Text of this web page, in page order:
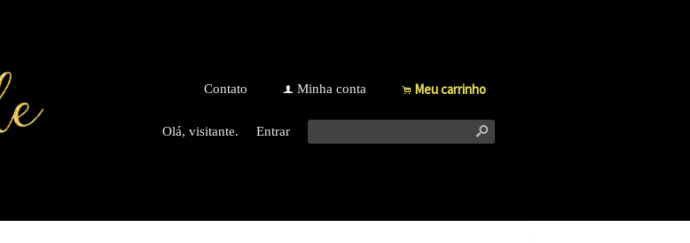
Contato f Minha conta . Meu carrinho
Olá, visitante. Entrar s